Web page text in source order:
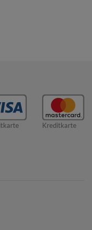
Kreditkarte